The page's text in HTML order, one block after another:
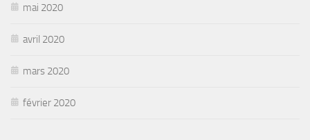
mai 2020
avril 2020
mars 2020
février 2020